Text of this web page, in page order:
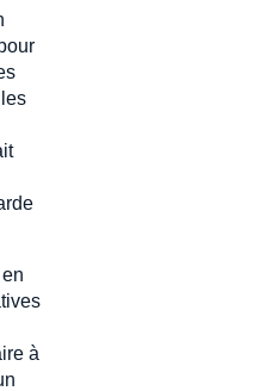
à